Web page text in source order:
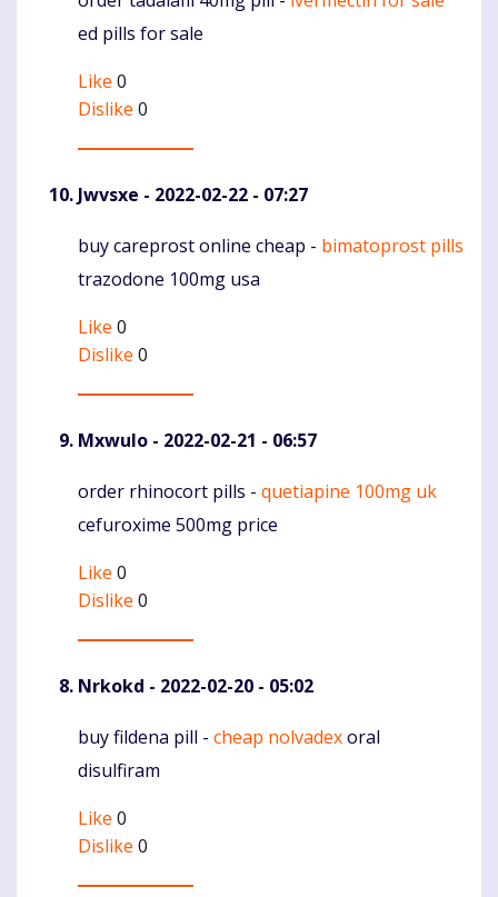
ed pills for sale
Like 0
Dislike 0
Jwvsxe - 2022-02-22 - 07:27
Komentaras
buy careprost online cheap - bimatoprost pills
trazodone 100mg usa
Like 0
Dislike 0
Mxwulo - 2022-02-21 - 06:57
Komentaras
order rhinocort pills - quetiapine 100mg uk
cefuroxime 500mg price
Like 0
Dislike 0
Nrkokd - 2022-02-20 - 05:02
Komentaras
buy fildena pill - cheap nolvadexoral
disulfiram
Like 0
Dislike 0